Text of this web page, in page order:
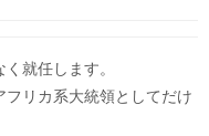
就任します。
リカ系大統領としてだけ